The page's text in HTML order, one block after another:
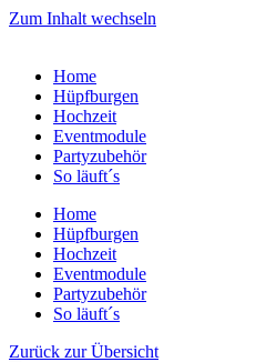
Zum Inhalt wechseln
Home
Hüpfburgen
Hochzeit
Eventmodule
Partyzubehör
So läuft´s
Home
Hüpfburgen
Hochzeit
Eventmodule
Partyzubehör
So läuft´s
Zurück zur Übersicht